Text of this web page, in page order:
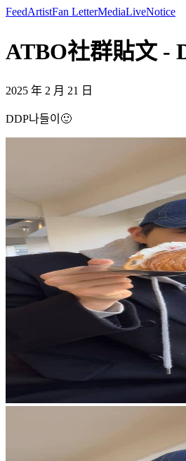
FeedArtistFan LetterMediaLiveNotice
ATBO社群貼文 -
2025 年 2 月 21 日
DDP나들이🙂